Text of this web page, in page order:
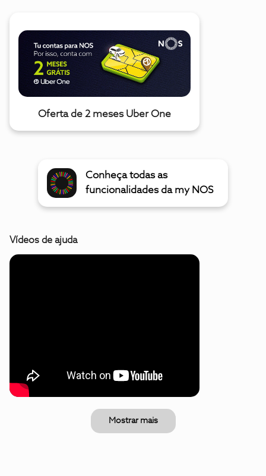
Oferta de 2 meses Uber One
Conheça todas as
funcionalidades da my NOS
Vídeos de ajuda
Mostrar mais